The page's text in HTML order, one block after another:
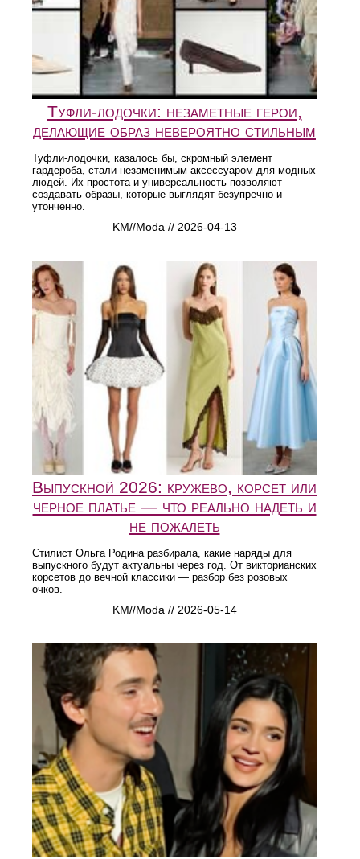
Туфли-лодочки: незаметные герои,
делающие образ невероятно стильным
Туфли-лодочки, казалось бы, скромный элемент
гардероба, стали незаменимым аксессуаром для модных
людей. Их простота и универсальность позволяют
создавать образы, которые выглядят безупречно и
утонченно.
KM//Moda // 2026-04-13
Выпускной 2026: кружево, корсет или
черное платье — что реально надеть и
не пожалеть
Стилист Ольга Родина разбирала, какие наряды для
выпускного будут актуальны через год. От викторианских
корсетов до вечной классики — разбор без розовых
очков.
KM//Moda // 2026-05-14